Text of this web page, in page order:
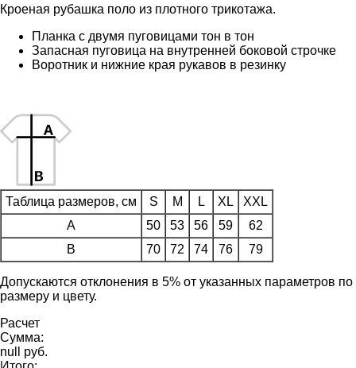
Кроеная рубашка поло из плотного трикотажа.
Планка с двумя пуговицами тон в тон
Запасная пуговица на внутренней боковой строчке
Воротник и нижние края рукавов в резинку
Таблица размеров, см S M L XL
XXL
A
50 53 56 59
62
B
70 72 74 76 79
Допускаются отклонения в 5% от указанных параметров по
размеру и цвету.
Расчет
Сумма:
null руб.